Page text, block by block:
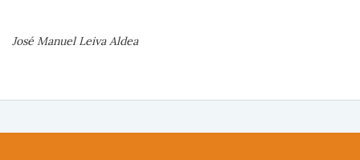
José Manuel Leiva Aldea